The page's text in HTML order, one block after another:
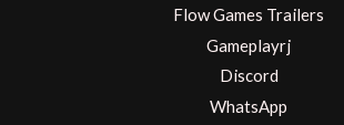
Flow Games Trailers
Gameplayrj
Discord
WhatsApp